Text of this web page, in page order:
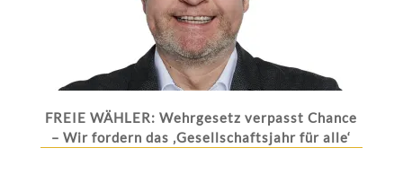
FREIE WÄHLER: Wehrgesetz verpasst Chance
– Wir fordern das ‚Gesellschaftsjahr für alle‘